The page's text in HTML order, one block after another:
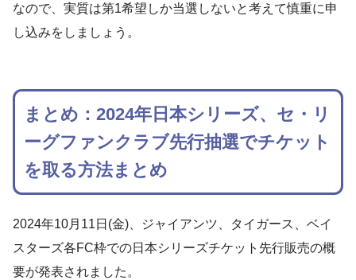
なので、実質は第1希望しか当選しないと考えて慎重に申
し込みをしましょう。
まとめ：2024年日本シリーズ、セ・リ
ーグファンクラブ先行抽選でチケット
を取る方法まとめ
2024年10月11日(金)、ジャイアンツ、タイガース、ベイ
スターズ各FC枠での日本シリーズチケット先行販売の概
要が発表されました。